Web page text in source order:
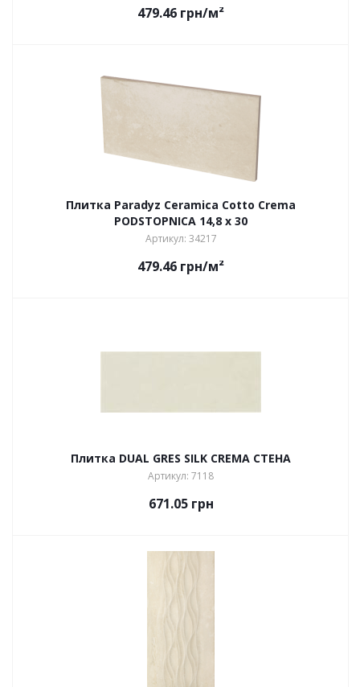
479.46 грн/м²
Плитка Paradyz Ceramica Cotto Crema
PODSTOPNICA 14,8 x 30
Артикул: 34217
479.46 грн/м²
Плитка DUAL GRES SILK CREMA СТЕНА
Артикул: 7118
671.05грн